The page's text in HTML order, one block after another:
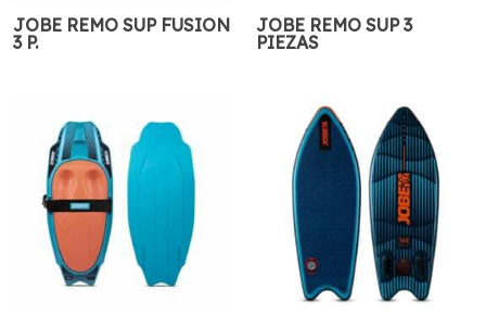
JOBE REMO SUP FUSION
3 P.
JOBE REMO SUP 3
PIEZAS